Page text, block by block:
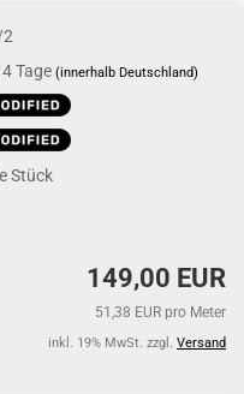
2
Tage(innerhalb Deutschland)
Stück
149,00 EUR
51,38 EUR pro Meter
inkl. 19% MwSt. zzgl. Versand